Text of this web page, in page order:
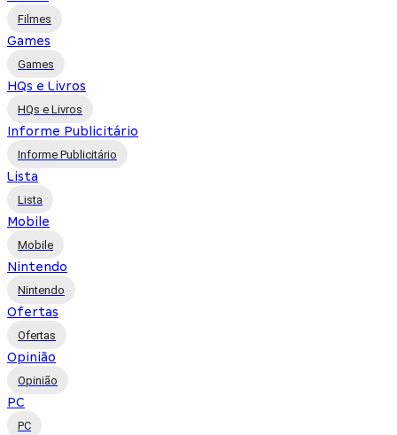
Filmes
Games
Games
HQs e Livros
HQs e Livros
Informe Publicitário
Informe Publicitário
Lista
Lista
Mobile
Mobile
Nintendo
Nintendo
Ofertas
Ofertas
Opinião
Opinião
PC
PC